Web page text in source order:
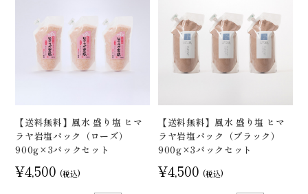
【送料無料】風水 盛り塩 ヒマ
ラヤ岩塩パック（ローズ）
900g×3パックセット
¥4,500 (税込)
【送料無料】風水 盛り塩 ヒマ
ラヤ岩塩パック（ブラック）
900g×3パックセット
¥4,500 (税込)